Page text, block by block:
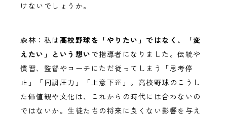
けないでしょうか。
森林：私は 高校野球を「やりたい」ではなく、「変
えたい」という想い で指導者になりました。伝統や
慣習、監督やコーチにただ従ってしまう「思考停
止」「同調圧力」「上意下達」。高校野球のこうし
た価値観や文化は、これからの時代には合わないの
ではないか。生徒たちの将来に良くない影響を与え